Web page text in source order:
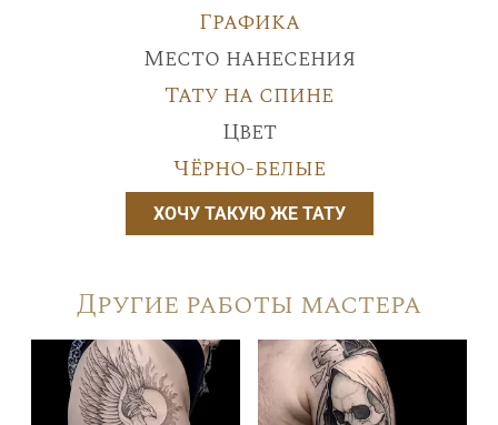
Графика
Место нанесения
Тату на спине
Цвет
Чёрно-белые
ХОЧУ ТАКУЮ ЖЕ ТАТУ
Другие работы мастера